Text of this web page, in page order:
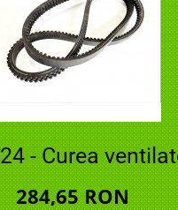
- Curea
284,65 RON